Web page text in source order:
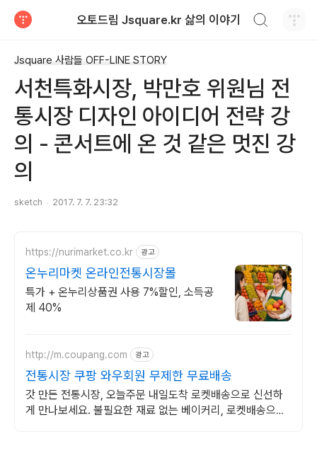
오토드림 Jsquare.kr 삶의 이야기
Jsquare 사람들 OFF-LINE STORY
서천특화시장, 박만호 위원님 전
통시장 디자인 아이디어 전략 강
의 - 콘서트에 온 것 같은 멋진 강
의
sketch 2017. 7. 7. 23:32
https://nurimarket.co.kr 광고
온누리마켓 온라인전통시장몰
특가 + 온누리상품권 사용 7%할인, 소득공
제 40%
http://m.coupang.com 광고
전통시장 쿠팡 와우회원 무제한 무료배송
갓 만든 전통시장, 오늘주문 내일도착 로켓배송으로 신선하
게 만나보세요. 불필요한 재료 없는 베이커리, 로켓배송으로